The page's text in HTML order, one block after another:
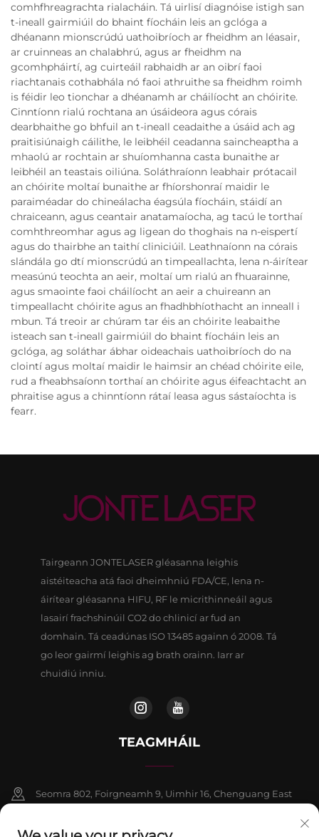
comhfhreagrachta rialacháin. Tá uirlisí diagnóise istigh san
t-ineall gairmiúil do bhaint fíocháin leis an gclóga a
dhéanann mionscrúdú uathoibríoch ar fheidhm an léasair,
ar cruinneas an chalabhrú, agus ar fheidhm na
gcomhpháirtí, ag cuirteáil rabhaidh ar an oibrí faoi
riachtanais cothabhála nó faoi athruithe sa fheidhm roimh
is féidir leo tionchar a dhéanamh ar cháilíocht an chóirite.
Cinntíonn rialú rochtana an úsáideora agus córais
dearbhaithe go bhfuil an t-ineall ceadaithe a úsáid ach ag
praitisiúnaigh cáilithe, le leibhéil ceadanna saincheaptha a
mhaolú ar rochtain ar shuíomhanna casta bunaithe ar
leibhéil an teastais oiliúna. Soláthraíonn leabhair prótacail
an chóirite moltaí bunaithe ar fhíorshonraí maidir le
paraiméadar do chineálacha éagsúla fíocháin, stáidí an
chraiceann, agus ceantair anatamaíocha, ag tacú le torthaí
comhthreomhar agus ag ligean do thoghais na n-eispertí
agus do thairbhe an taithí cliniciúil. Leathnaíonn na córais
slándála go dtí mionscrúdú an timpeallachta, lena n-áirítear
measúnú teochta an aeir, moltaí um rialú an fhuarainne,
agus smaointe faoi cháilíocht an aeir a chuireann an
timpeallacht chóirite agus an fhadhbhíothacht an inneall i
mbun. Tá treoir ar chúram tar éis an chóirite leabaithe
isteach san t-ineall gairmiúil do bhaint fíocháin leis an
gclóga, ag soláthar ábhar oideachais uathoibríoch do na
clointí agus moltaí maidir le haimsir an chéad chóirite eile,
rud a fheabhsaíonn torthaí an chóirite agus éifeachtacht an
phraitise agus a chinntíonn rátaí leasa agus sástaíochta is
fearr.
Tairgeann JONTELASER gléasanna leighis
aistéiteacha atá faoi dheimhniú FDA/CE, lena n-
áirítear gléasanna HIFU, RF le micrithinneáil agus
lasairí frachshinúil CO2 do chlinicí ar fud an
domhain. Tá ceadúnas ISO 13485 againn ó 2008. Tá
go leor gairmí leighis ag brath orainn. Iarr ar
chuidiú inniu.
TEAGMHÁIL
Seomra 802, Foirgneamh 9, Uimhir 16, Chenguang East